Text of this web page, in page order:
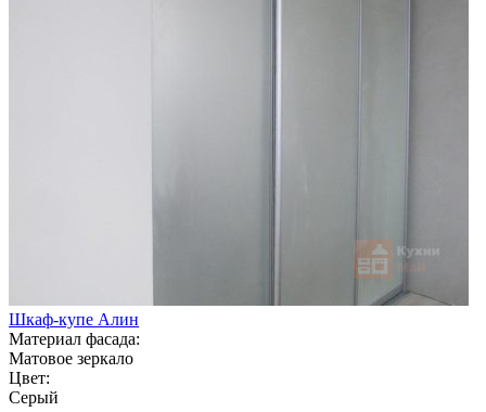
Шкаф-купе Алин
Материал фасада:
Матовое зеркало
Цвет:
Серый